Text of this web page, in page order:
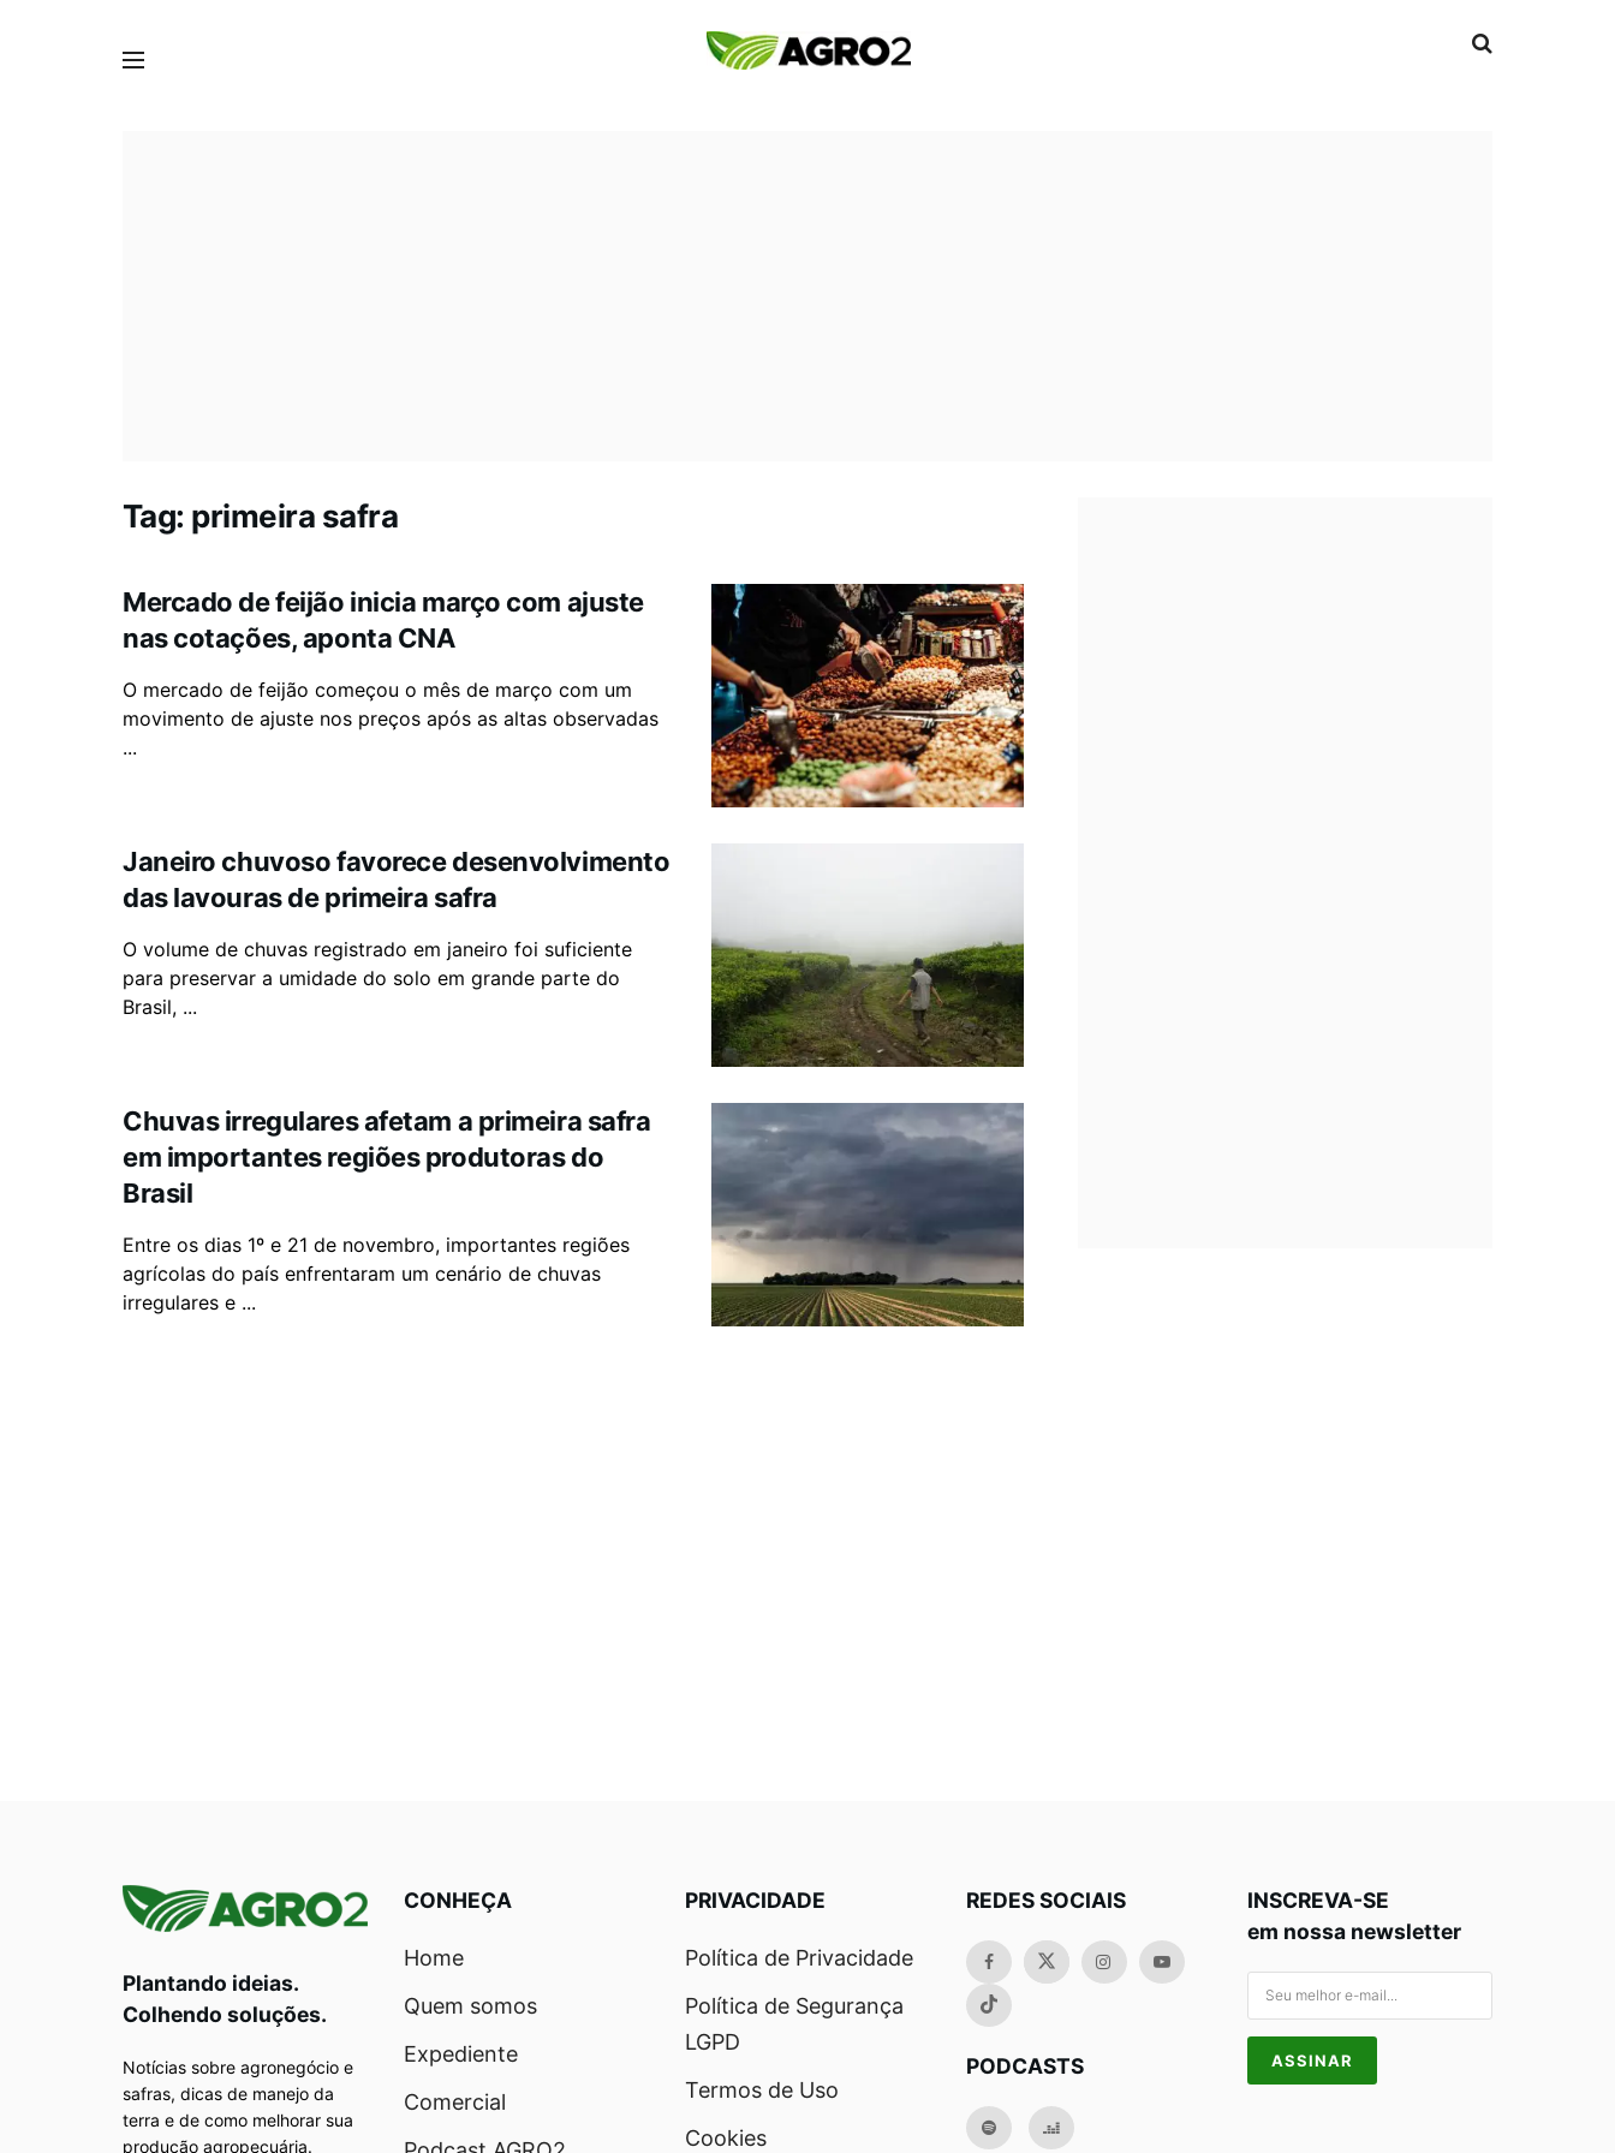
Tag: primeira safra
Mercado de feijão inicia março com ajuste
nas cotações, aponta CNA
O mercado de feijão começou o mês de março com um
movimento de ajuste nos preços após as altas observadas
...
Janeiro chuvoso favorece desenvolvimento
das lavouras de primeira safra
O volume de chuvas registrado em janeiro foi suficiente
para preservar a umidade do solo em grande parte do
Brasil, ...
Chuvas irregulares afetam a primeira safra
em importantes regiões produtoras do
Brasil
Entre os dias 1º e 21 de novembro, importantes regiões
agrícolas do país enfrentaram um cenário de chuvas
irregulares e ...
Plantando ideias.
Colhendo soluções.
Notícias sobre agronegócio e
safras, dicas de manejo da
terra e de como melhorar sua
produção agropecuária.
CONHEÇA
Home
Quem somos
Expediente
Comercial
PRIVACIDADE
Política de Privacidade
Política de Segurança
LGPD
Termos de Uso
Cookies
REDES SOCIAIS
PODCASTS
INSCREVA-SE
em nossa newsletter